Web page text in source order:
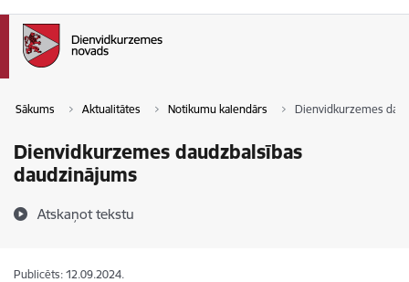
Sākums Aktualitātes Notikumu kalendārs Dienvidkurzemes
Dienvidkurzemes daudzbalsības
daudzinājums
Atskaņot tekstu
Publicēts: 12.09.2024.